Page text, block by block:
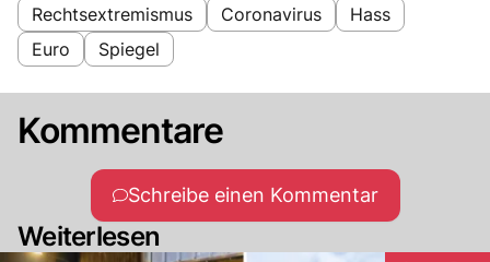
Rechtsextremismus Coronavirus
Hass
Euro
Spiegel
Kommentare
Schreibe einen Kommentar
Weiterlesen